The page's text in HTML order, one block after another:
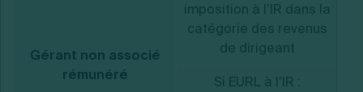
Gérant non associé
rémunéré
imposition à l’IR dans la
catégorie des revenus
de dirigeant
Si EURL à l’IR :